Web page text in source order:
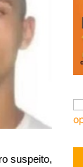
suspeito,